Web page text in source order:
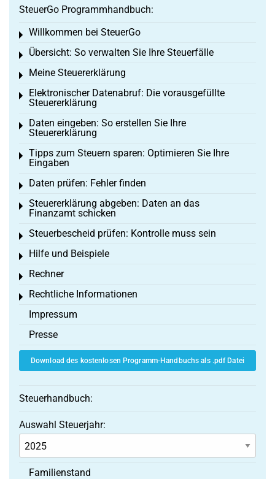
SteuerGo Programmhandbuch:
Willkommen bei SteuerGo
Toggle menu
Übersicht: So verwalten Sie Ihre Steuerfälle
Toggle menu
Meine Steuererklärung
Toggle menu
Elektronischer Datenabruf: Die vorausgefüllte
Steuererklärung
Toggle menu
Daten eingeben: So erstellen Sie Ihre
Steuererklärung
Toggle menu
Tipps zum Steuern sparen: Optimieren Sie Ihre
Eingaben
Toggle menu
Daten prüfen: Fehler finden
Toggle menu
Steuererklärung abgeben: Daten an das
Finanzamt schicken
Toggle menu
Steuerbescheid prüfen: Kontrolle muss sein
Toggle menu
Hilfe und Beispiele
Toggle menu
Rechner
Toggle menu
Rechtliche Informationen
Toggle menu
Impressum
Presse
Download des kostenlosen Programm-Handbuchs als .pdf Datei
Steuerhandbuch:
Auswahl Steuerjahr:
Familienstand